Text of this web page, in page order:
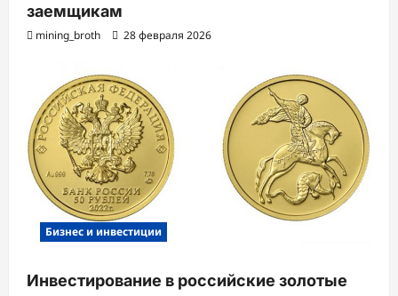
заемщикам
mining_broth 28 февраля 2026
Бизнес и инвестиции
Инвестирование в российские золотые